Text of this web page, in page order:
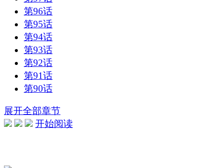
第96话
第95话
第94话
第93话
第92话
第91话
第90话
展开全部章节
开始阅读